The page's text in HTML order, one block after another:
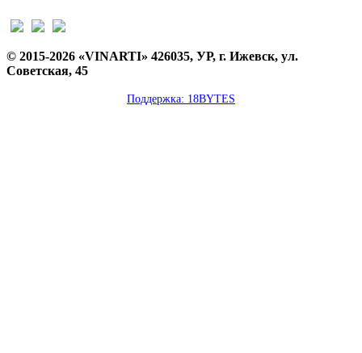
© 2015-2026 «VINARTI» 426035, УР, г. Ижевск, ул.
Советская, 45
Поддержка: 18BYTES